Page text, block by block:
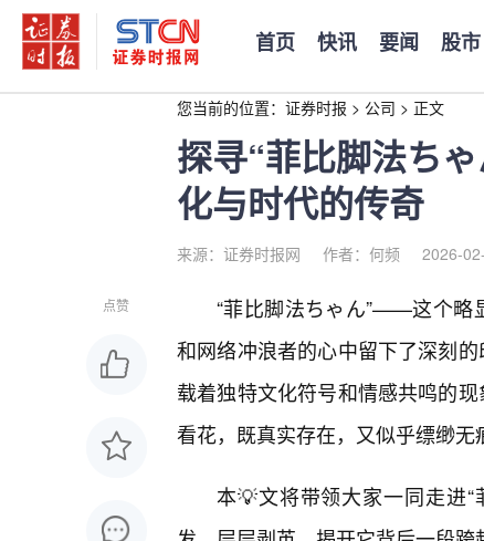
首页 快讯 要闻 股市
您当前的位置： 证券时报 > 公司 > 正文
探寻“菲比脚法ち
化与时代的传奇
来源：证券时报网 作者：何频 2026-
点赞
“菲比脚法ちゃん”——这个略
和网络冲浪者的心中留下了深刻
载着独特文化符号和情感共鸣的
看花，既真实存在，又似乎缥缈无
本💡文将带领大家一同走进